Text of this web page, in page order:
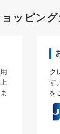
ョッピング
ク
す
を